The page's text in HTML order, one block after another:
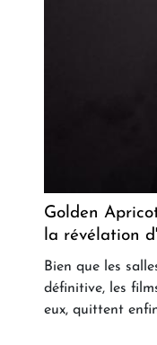
Golden
la révélation
Bien que les
définitive, les
eux, quittent